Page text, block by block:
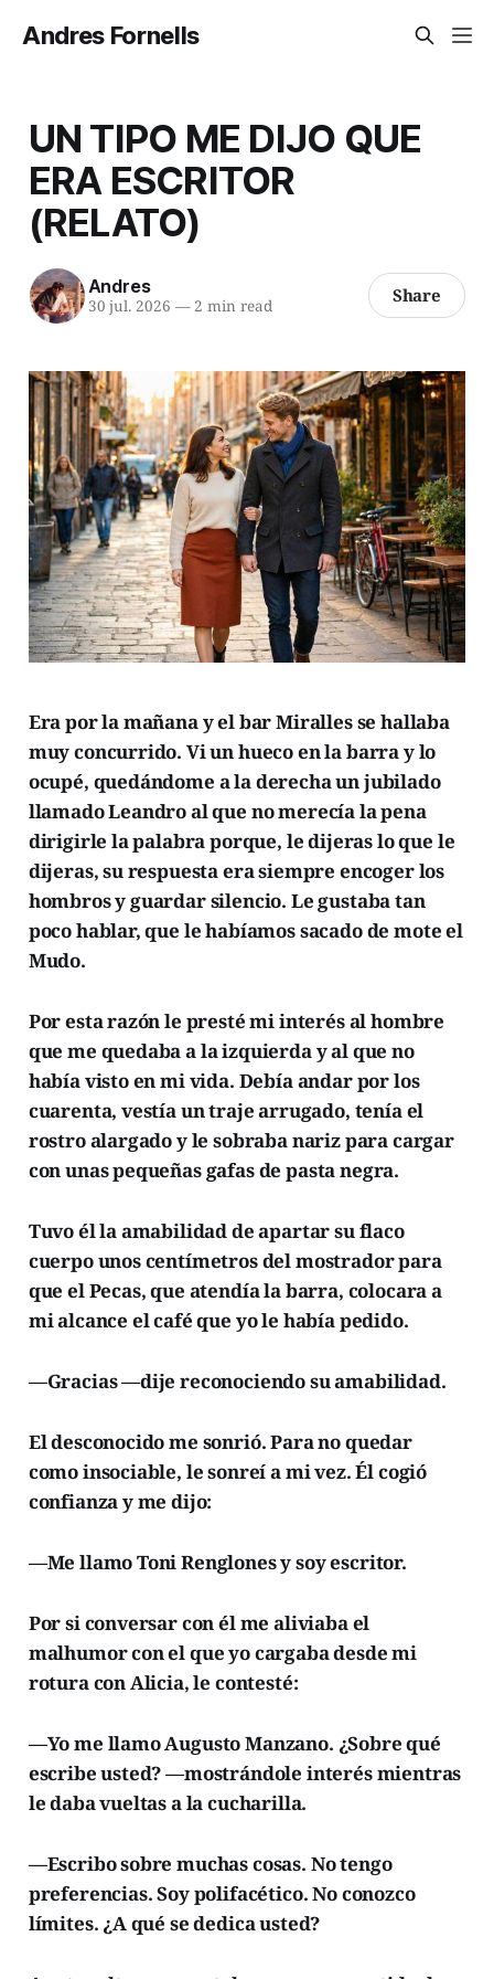
Andres Fornells
UN TIPO ME DIJO QUE
ERA ESCRITOR
(RELATO)
Andres
30 jul. 2026 —2 min read Share
Era por la mañana y el bar Miralles se hallaba
muy concurrido. Vi un hueco en la barra y lo
ocupé, quedándome a la derecha un jubilado
llamado Leandro al que no merecía la pena
dirigirle la palabra porque, le dijeras lo que le
dijeras, su respuesta era siempre encoger los
hombros y guardar silencio. Le gustaba tan
poco hablar, que le habíamos sacado de mote el
Mudo.
Por esta razón le presté mi interés al hombre
que me quedaba a la izquierda y al que no
había visto en mi vida. Debía andar por los
cuarenta, vestía un traje arrugado, tenía el
rostro alargado y le sobraba nariz para cargar
con unas pequeñas gafas de pasta negra.
Tuvo él la amabilidad de apartar su flaco
cuerpo unos centímetros del mostrador para
que el Pecas, que atendía la barra, colocara a
mi alcance el café que yo le había pedido.
—Gracias —dije reconociendo su amabilidad.
El desconocido me sonrió. Para no quedar
como insociable, le sonreí a mi vez. Él cogió
confianza y me dijo:
—Me llamo Toni Renglones y soy escritor.
Por si conversar con él me aliviaba el
malhumor con el que yo cargaba desde mi
rotura con Alicia, le contesté:
—Yo me llamo Augusto Manzano. ¿Sobre qué
escribe usted? —mostrándole interés mientras
le daba vueltas a la cucharilla.
—Escribo sobre muchas cosas. No tengo
preferencias. Soy polifacético. No conozco
límites. ¿A qué se dedica usted?